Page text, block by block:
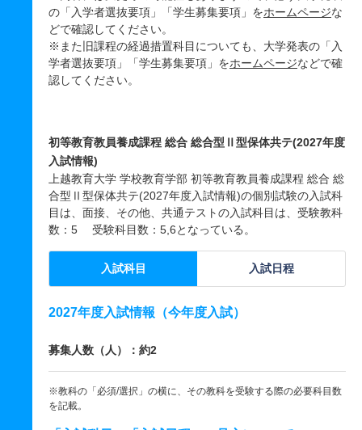
の「入学者選抜要項」「学生募集要項」をホームページな
どで確認してください。
※また旧課程の経過措置科目についても、大学発表の「入
学者選抜要項」「学生募集要項」をホームページなどで確
認してください。
初等教育教員養成課程 総合 総合型Ⅱ型保体共テ(2027年度
入試情報)
上越教育大学 学校教育学部 初等教育教員養成課程 総合 総
合型Ⅱ型保体共テ(2027年度入試情報)の個別試験の入試科
目は、面接、その他、共通テストの入試科目は、受験教科
数：5 受験科目数：5,6となっている。
入試科目 入試日程
2027年度入試情報（今年度入試）
募集人数（人）：約2
※教科の「必須/選択」の横に、その教科を受験する際の必要科目数
を記載。